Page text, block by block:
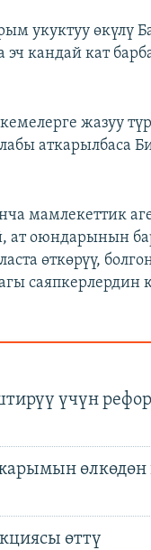
укуктуу өкүлү
кандай кат
жазуу
аткарылбаса
мамлекеттик
ат оюндарынын
өткөрүү,
саяпкерлердин
үчүн
өлкөдөн
өттү